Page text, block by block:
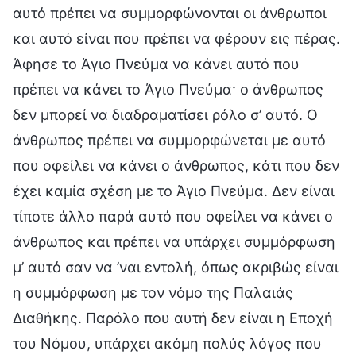
αυτό πρέπει να συμμορφώνονται οι άνθρωποι
και αυτό είναι που πρέπει να φέρουν εις πέρας.
Άφησε το Άγιο Πνεύμα να κάνει αυτό που
πρέπει να κάνει το Άγιο Πνεύμα· ο άνθρωπος
δεν μπορεί να διαδραματίσει ρόλο σ’ αυτό. Ο
άνθρωπος πρέπει να συμμορφώνεται με αυτό
που οφείλει να κάνει ο άνθρωπος, κάτι που δεν
έχει καμία σχέση με το Άγιο Πνεύμα. Δεν είναι
τίποτε άλλο παρά αυτό που οφείλει να κάνει ο
άνθρωπος και πρέπει να υπάρχει συμμόρφωση
μ’ αυτό σαν να ’ναι εντολή, όπως ακριβώς είναι
η συμμόρφωση με τον νόμο της Παλαιάς
Διαθήκης. Παρόλο που αυτή δεν είναι η Εποχή
του Νόμου, υπάρχει ακόμη πολύς λόγος που